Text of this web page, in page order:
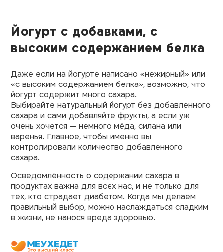
Йогурт с добавками, с
высоким содержанием белка
Даже если на йогурте написано «нежирный» или
«с высоким содержанием белка», возможно, что
йогурт содержит много сахара.
Выбирайте натуральный йогурт без добавленного
сахара и сами добавляйте фрукты, а если уж
очень хочется — немного мёда, силана или
варенья. Главное, чтобы именно вы
контролировали количество добавленного
сахара.
Осведомлённость о содержании сахара в
продуктах важна для всех нас, и не только для
тех, кто страдает диабетом. Когда мы делаем
правильный выбор, можно наслаждаться сладким
в жизни, не нанося вреда здоровью.